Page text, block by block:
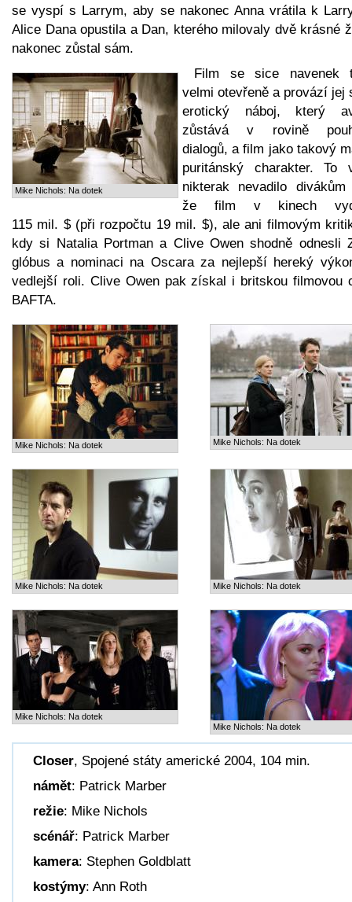
se vyspí s Larrym, aby se nakonec Anna vrátila k
Alice Dana opustila a Dan, kterého milovaly dvě krásné
nakonec zůstal sám.
Mike Nichols: Na dotek
Film se sice navenek
velmi otevřeně a provází jej
erotický náboj, který
zůstává v rovině
dialogů, a film jako takový
puritánský charakter. To
nikterak nevadilo divákům
že film v kinech
115 mil. $ (při rozpočtu 19 mil. $), ale ani filmovým
kdy si Natalia Portman a Clive Owen shodně odnesli
glóbus a nominaci na Oscara za nejlepší hereký
vedlejší roli. Clive Owen pak získal i britskou filmovou
BAFTA.
Mike Nichols: Na dotek Mike Nichols: Na dotek
Mike Nichols: Na dotek Mike Nichols: Na dotek
Mike Nichols: Na dotek
Mike Nichols: Na dotek
Closer, Spojené státy americké 2004, 104 min.
námět: Patrick Marber
režie: Mike Nichols
scénář: Patrick Marber
kamera: Stephen Goldblatt
kostýmy: Ann Roth